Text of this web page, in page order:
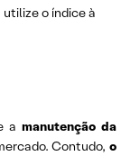
o índice à
amanutenção da
Contudo, o